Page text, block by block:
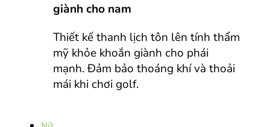
giành cho nam
Thiết kế thanh lịch tôn lên tính thẩm
mỹ khỏe khoắn giành cho phái
mạnh. Đảm bảo thoáng khí và thoải
mái khi chơi golf.